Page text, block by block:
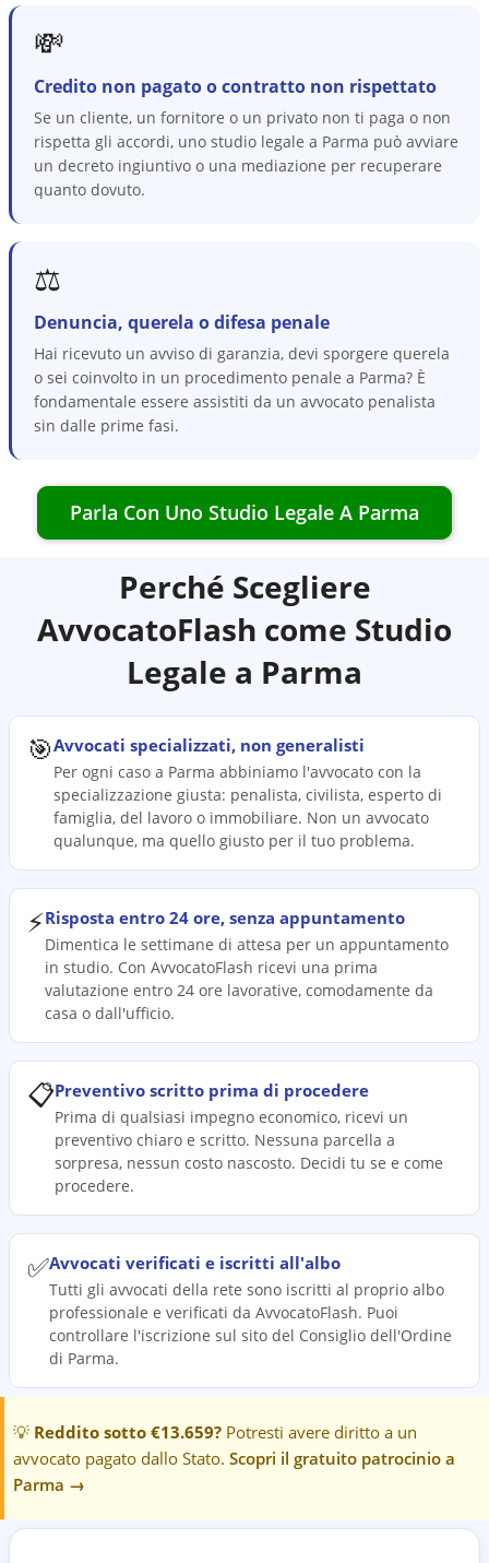
💸
Credito non pagato o contratto non rispettato
Se un cliente, un fornitore o un privato non ti paga o non
rispetta gli accordi, uno studio legale a Parma può avviare
un decreto ingiuntivo o una mediazione per recuperare
quanto dovuto.
⚖️
Denuncia, querela o difesa penale
Hai ricevuto un avviso di garanzia, devi sporgere querela
o sei coinvolto in un procedimento penale a Parma? È
fondamentale essere assistiti da un avvocato penalista
sin dalle prime fasi.
Parla Con Uno Studio Legale A Parma
Perché Scegliere
AvvocatoFlash come Studio
Legale a Parma
🎯Avvocati specializzati, non generalisti
Per ogni caso a Parma abbiniamo l'avvocato con la
specializzazione giusta: penalista, civilista, esperto di
famiglia, del lavoro o immobiliare. Non un avvocato
qualunque, ma quello giusto per il tuo problema.
⚡Risposta entro 24 ore, senza appuntamento
Dimentica le settimane di attesa per un appuntamento
in studio. Con AvvocatoFlash ricevi una prima
valutazione entro 24 ore lavorative, comodamente da
casa o dall'ufficio.
📋Preventivo scritto prima di procedere
Prima di qualsiasi impegno economico, ricevi un
preventivo chiaro e scritto. Nessuna parcella a
sorpresa, nessun costo nascosto. Decidi tu se e come
procedere.
✅Avvocati verificati e iscritti all'albo
Tutti gli avvocati della rete sono iscritti al proprio albo
professionale e verificati da AvvocatoFlash. Puoi
controllare l'iscrizione sul sito del Consiglio dell'Ordine
di Parma.
💡 Reddito sotto €13.659? Potresti avere diritto a un
avvocato pagato dallo Stato. Scopri il gratuito patrocinio a
Parma →